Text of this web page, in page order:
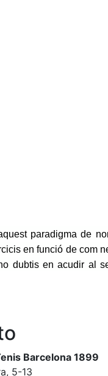
paradigma de
en funció de com
dubtis en acudir al
Barcelona 1899
5-13